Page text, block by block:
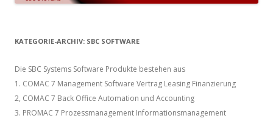
KATEGORIE-ARCHIV: SBC SOFTWARE
Die SBC Systems Software Produkte bestehen aus
1. COMAC 7 Management Software Vertrag Leasing Finanzierung
2, COMAC 7 Back Office Automation und Accounting
3. PROMAC 7 Prozessmanagement Informationsmanagement